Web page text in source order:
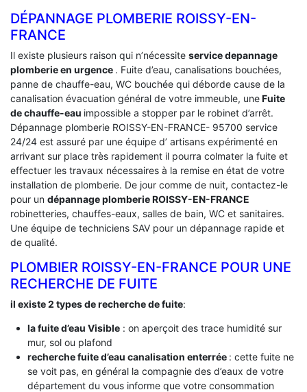
DÉPANNAGE PLOMBERIE ROISSY-EN-
FRANCE
Il existe plusieurs raison qui n’nécessite service depannage
plomberie en urgence . Fuite d’eau, canalisations bouchées,
panne de chauffe-eau, WC bouchée qui déborde cause de la
canalisation évacuation général de votre immeuble, uneFuite
de chauffe-eau impossible a stopper par le robinet d’arrêt.
Dépannage plomberie ROISSY-EN-FRANCE- 95700 service
24/24 est assuré par une équipe d’ artisans expérimenté en
arrivant sur place très rapidement il pourra colmater la fuite et
effectuer les travaux nécessaires à la remise en état de votre
installation de plomberie. De jour comme de nuit, contactez-le
pour un dépannage plomberie ROISSY-EN-FRANCE
robinetteries, chauffes-eaux, salles de bain, WC et sanitaires.
Une équipe de techniciens SAV pour un dépannage rapide et
de qualité.
PLOMBIER ROISSY-EN-FRANCE POUR UNE
RECHERCHE DE FUITE
il existe 2 types de recherche de fuite:
la fuite d’eau Visible: on aperçoit des trace humidité sur
mur, sol ou plafond
recherche fuite d’eau canalisation enterrée : cette fuite ne
se voit pas, en général la compagnie des d’eaux de votre
département du vous informe que votre consommation